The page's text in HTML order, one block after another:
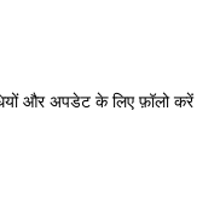
और अपडेट के लिए फ़ॉलो करें